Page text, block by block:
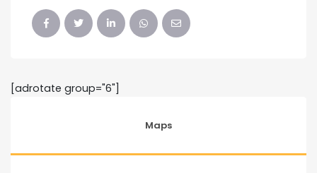
[adrotate group="6"]
Maps